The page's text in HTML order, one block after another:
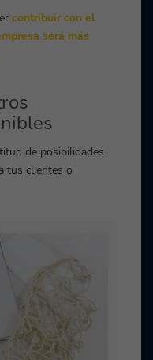
contribuir con el
será más
de posibilidades
tus clientes o